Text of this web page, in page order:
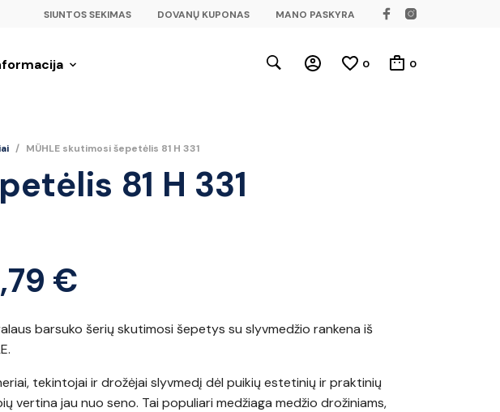
SIUNTOS SEKIMAS DOVANŲ KUPONAS MANO PASKYRA
0 0
/ MÜHLE skutimosi šepetėlis 81 H 331
81 H 331
€
barsuko šerių skutimosi šepetys su slyvmedžio rankena iš
tekintojai ir drožėjai slyvmedį dėl puikių estetinių ir praktinių
vertina jau nuo seno. Tai populiari medžiaga medžio drožiniams,